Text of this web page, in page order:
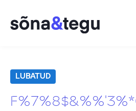
LUBATUD